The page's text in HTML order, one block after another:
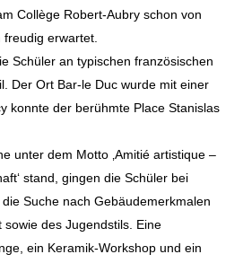
Collège Robert-Aubry schon von
freudig erwartet.
Schüler an typischen französischen
Der Ort Bar-le Duc wurde mit einer
konnte der berühmte Place Stanislas
unter dem Motto ‚Amitié artistique –
stand, gingen die Schüler bei
Suche nach Gebäudemerkmalen
des Jugendstils. Eine
ein Keramik-Workshop und ein